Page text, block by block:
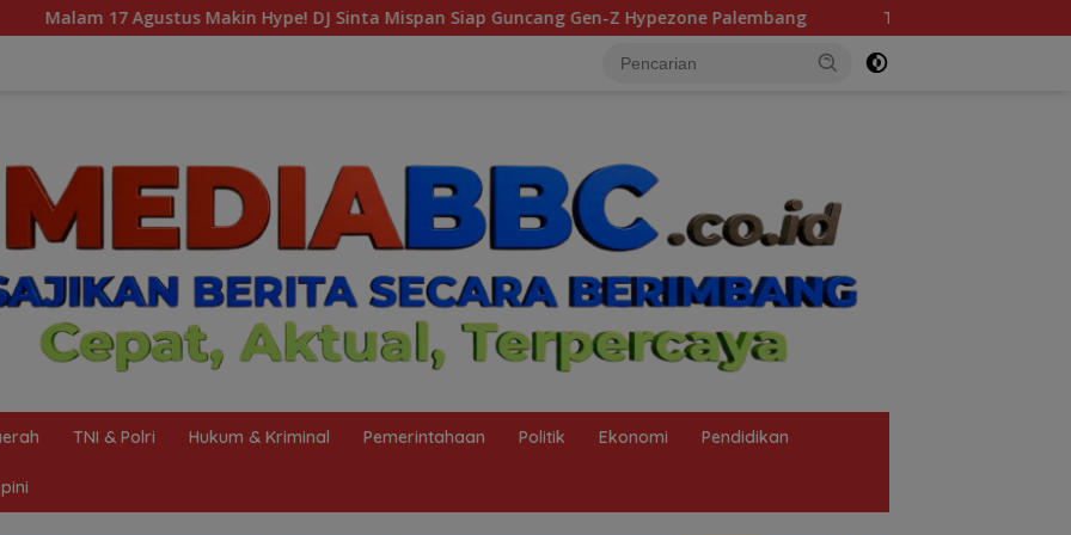
DJ Sinta Mispan Siap Guncang Gen-Z Hypezone Palembang Tingkatkan Edukasi Skincare Medis, OBAGI Medical
TNI & Polri Hukum & Kriminal Pemerintahaan Politik Ekonomi Pendidikan